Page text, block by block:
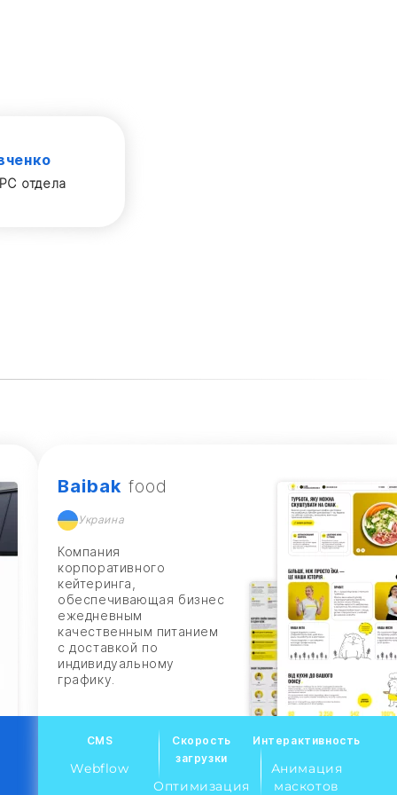
отдела
Baibak food
Украина
Компания
корпоративного
кейтеринга,
обеспечивающая бизнес
ежедневным
качественным питанием
с доставкой по
индивидуальному
графику.
CMS
Webflow
Скорость
загрузки
Оптимизация
Интерактивность
Анимация
маскотов